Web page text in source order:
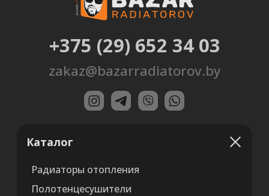
Каталог
Радиаторы отопления
Полотенцесушители